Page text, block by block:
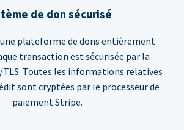
de don sécurisé
plateforme de dons entièrement
transaction est sécurisée par la
TLS. Toutes les informations relatives
sont cryptées par le processeur de
paiement Stripe.